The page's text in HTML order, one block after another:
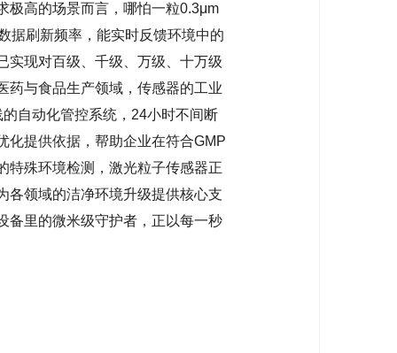
极高的场景而言，哪怕一粒0.3μm
据刷新频率，能实时反馈环境中的
实现对百级、千级、万级、十万级
药与食品生产领域，传感器的工业
自动化管控系统，24小时不间断
化提供依据，帮助企业在符合GMP
特殊环境检测，激光粒子传感器正
各领域的洁净环境升级提供核心支
备里的微米级守护者，正以每一秒